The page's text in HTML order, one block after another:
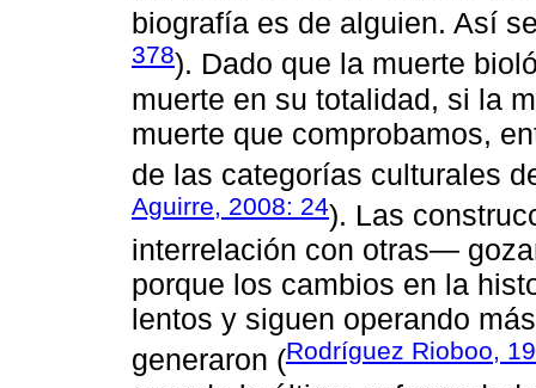
biografía es de alguien. Así
378). Dado que la muerte
muerte en su totalidad, si la
muerte que comprobamos,
de las categorías culturales
Aguirre, 2008: 24). Las
interrelación con otras—
porque los cambios en la
lentos y siguen operando
generaron (Rodríguez Rioboo,